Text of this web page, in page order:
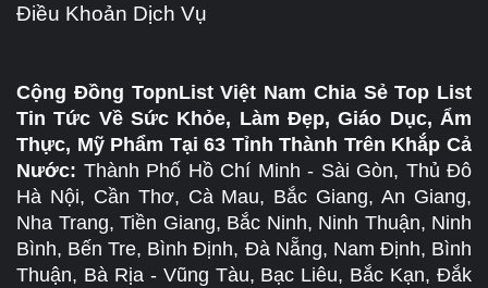
Điều Khoản Dịch Vụ
Cộng Đồng TopnList Việt Nam Chia Sẻ Top List
Tin Tức Về Sức Khỏe, Làm Đẹp, Giáo Dục, Ẩm
Thực, Mỹ Phẩm Tại 63 Tỉnh Thành Trên Khắp Cả
Nước: Thành Phố Hồ Chí Minh - Sài Gòn, Thủ Đô
Hà Nội, Cần Thơ, Cà Mau, Bắc Giang, An Giang,
Nha Trang, Tiền Giang, Bắc Ninh, Ninh Thuận, Ninh
Bình, Bến Tre, Bình Định, Đà Nẵng, Nam Định, Bình
Thuận, Bà Rịa - Vũng Tàu, Bạc Liêu, Bắc Kạn, Đắk